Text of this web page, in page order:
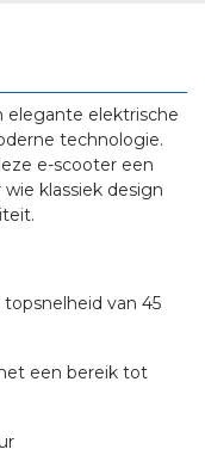
elegante elektrische
technologie.
e-scooter een
klassiek design
van 45
een bereik tot